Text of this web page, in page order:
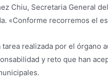
Chiu, Secretaria General
«Conforme recorremos el
tarea realizada por el órgano
y reto que han